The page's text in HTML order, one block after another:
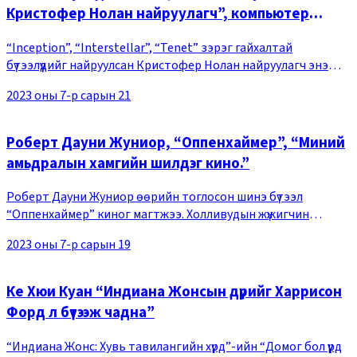
Кристофер Нолан найруулагч”, компьютер
“Inception”, “Interstellar”, “Tenet” зэрэг гайхалтай
бүтээлүүдийг найруулсан Кристофер Нолан найруулагч энэ
нарийвчлалтай зураг авалттай блокбастер к
2023 оны 7-р сарын 21
Роберт Дауни Жуниор, “Оппенхаймер”, “Миний
амьдралын хамгийн шилдэг кино.”
Роберт Дауни Жуниор өөрийн тоглосон шинэ бүтээл
“Оппенхаймер” киног магтжээ. Холливудын жүжигчин
Кристофер Нолан найруулагчийн “Оппенхаймер” киног м
2023 оны 7-р сарын 19
Ке Хюи Куан “Индиана Жонсын дүрийг Харрисон
Форд л бүтээж чадна”
“Индиана Жонс: Хувь тавилангийн хүрд”-ийн “Домог бол үүрд